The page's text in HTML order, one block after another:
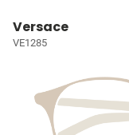
Versace
VE1285